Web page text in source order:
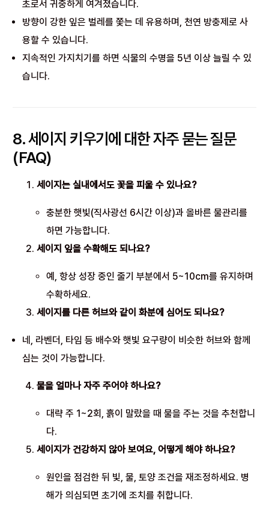
초로서 귀중하게 여겨졌습니다.
방향이 강한 잎은 벌레를 쫓는 데 유용하며, 천연 방충제로 사
용할 수 있습니다.
지속적인 가지치기를 하면 식물의 수명을 5년 이상 늘릴 수 있
습니다.
8. 세이지 키우기에 대한 자주 묻는 질문
(FAQ)
세이지는 실내에서도 꽃을 피울 수 있나요?
충분한 햇빛(직사광선 6시간 이상)과 올바른 물관리를
하면 가능합니다.
세이지 잎을 수확해도 되나요?
예, 항상 성장 중인 줄기 부분에서 5~10cm를 유지하며
수확하세요.
세이지를 다른 허브와 같이 화분에 심어도 되나요?
네, 라벤더, 타임 등 배수와 햇빛 요구량이 비슷한 허브와 함께
심는 것이 가능합니다.
물을 얼마나 자주 주어야 하나요?
대략 주 1~2회, 흙이 말랐을 때 물을 주는 것을 추천합니
다.
세이지가 건강하지 않아 보여요, 어떻게 해야 하나요?
원인을 점검한 뒤 빛, 물, 토양 조건을 재조정하세요. 병
해가 의심되면 초기에 조치를 취합니다.